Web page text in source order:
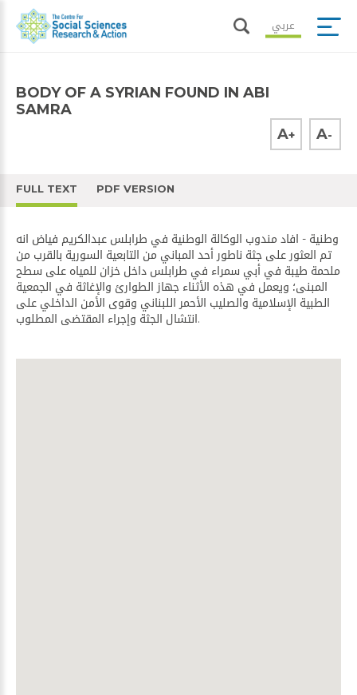
عربي
BODY OF A SYRIAN FOUND IN ABI
SAMRA
A+ A-
FULL TEXT PDF VERSION
وطنية - افاد مندوب الوكالة الوطنية في طرابلس عبدالكريم فياض انه
تم العثور على جثة ناطور أحد المباني من التابعية السورية بالقرب من
ملحمة طيبة في أبي سمراء في طرابلس داخل خزان للمياه على سطح
المبنى؛ ويعمل في هذه الأثناء جهاز الطوارئ والإغاثة في الجمعية
الطبية الإسلامية والصليب الأحمر اللبناني وقوى الأمن الداخلي على
انتشال الجثة وإجراء المقتضى المطلوب.